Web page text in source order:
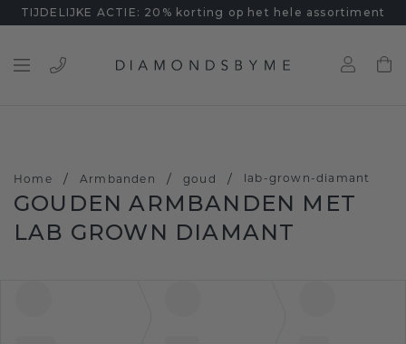
TIJDELIJKE ACTIE: 20% korting op het hele assortiment
Home / Armbanden / goud / lab-grown-diamant
GOUDEN ARMBANDEN MET
LAB GROWN DIAMANT